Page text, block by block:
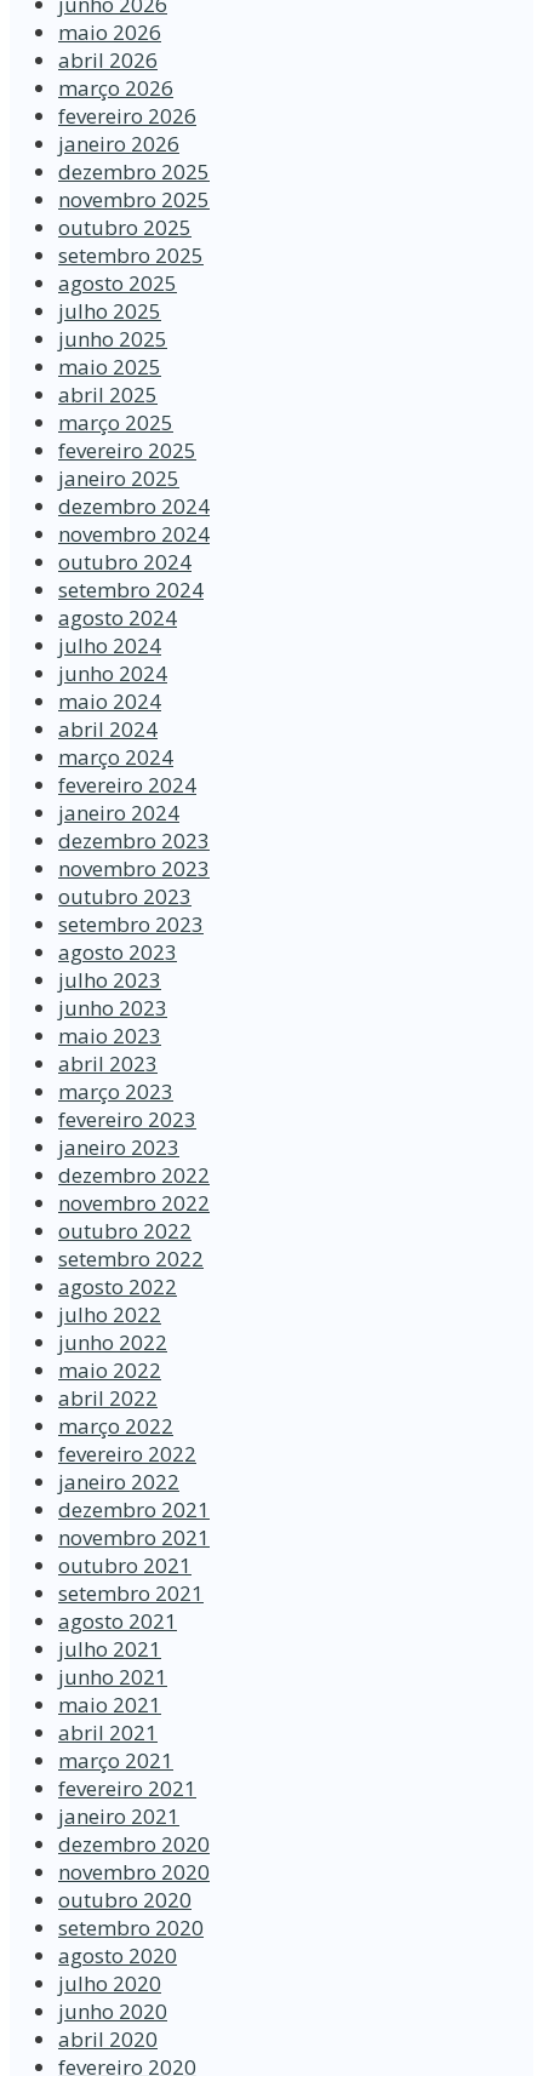
maio 2026
abril 2026
março 2026
fevereiro 2026
janeiro 2026
dezembro 2025
novembro 2025
outubro 2025
setembro 2025
agosto 2025
julho 2025
junho 2025
maio 2025
abril 2025
março 2025
fevereiro 2025
janeiro 2025
dezembro 2024
novembro 2024
outubro 2024
setembro 2024
agosto 2024
julho 2024
junho 2024
maio 2024
abril 2024
março 2024
fevereiro 2024
janeiro 2024
dezembro 2023
novembro 2023
outubro 2023
setembro 2023
agosto 2023
julho 2023
junho 2023
maio 2023
abril 2023
março 2023
fevereiro 2023
janeiro 2023
dezembro 2022
novembro 2022
outubro 2022
setembro 2022
agosto 2022
julho 2022
junho 2022
maio 2022
abril 2022
março 2022
fevereiro 2022
janeiro 2022
dezembro 2021
novembro 2021
outubro 2021
setembro 2021
agosto 2021
julho 2021
junho 2021
maio 2021
abril 2021
março 2021
fevereiro 2021
janeiro 2021
dezembro 2020
novembro 2020
outubro 2020
setembro 2020
agosto 2020
julho 2020
junho 2020
abril 2020
fevereiro 2020